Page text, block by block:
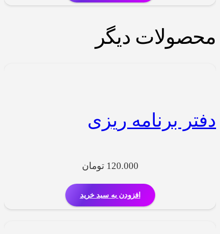
محصولات دیگر
دفتر برنامه ریزی
120.000 تومان
افزودن به سبد خرید